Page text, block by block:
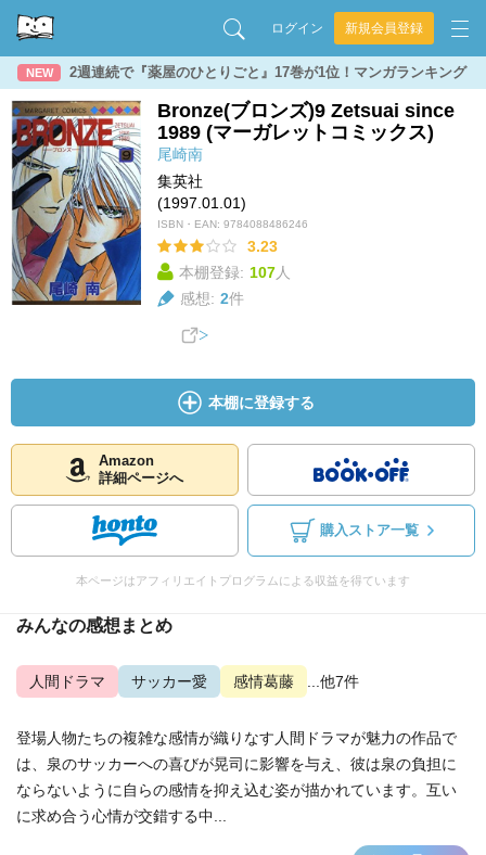
ログイン 新規会員登録
NEW 2週連続で『薬屋のひとりごと』17巻が1位！マンガランキング
Bronze(ブロンズ)9 Zetsuai since
1989 (マーガレットコミックス)
尾崎南
集英社
(1997.01.01)
ISBN・EAN: 9784088486246
3.23
本棚登録: 107人
感想: 2件
本棚に登録する
Amazon
詳細ページへ
購入ストア一覧
本ページはアフィリエイトプログラムによる収益を得ています
みんなの感想まとめ
人間ドラマ サッカー愛 感情葛藤 ...他7件
登場人物たちの複雑な感情が織りなす人間ドラマが魅力の作品で
は、泉のサッカーへの喜びが晃司に影響を与え、彼は泉の負担に
ならないように自らの感情を抑え込む姿が描かれています。互い
に求め合う心情が交錯する中...